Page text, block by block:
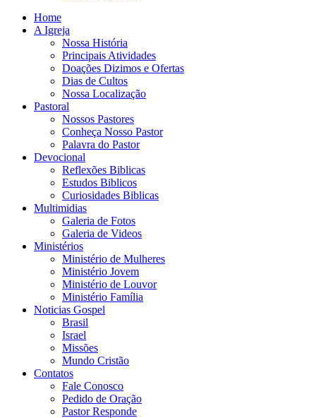
Home
A Igreja
Nossa História
Principais Atividades
Doações Dizimos e Ofertas
Dias de Cultos
Nossa Localização
Pastoral
Nossos Pastores
Conheça Nosso Pastor
Palavra do Pastor
Devocional
Reflexões Biblicas
Estudos Biblicos
Curiosidades Biblicas
Multimidias
Galeria de Fotos
Galeria de Videos
Ministérios
Ministério de Mulheres
Ministério Jovem
Ministério de Louvor
Ministério Família
Noticias Gospel
Brasil
Israel
Missões
Mundo Cristão
Contatos
Fale Conosco
Pedido de Oração
Pastor Responde